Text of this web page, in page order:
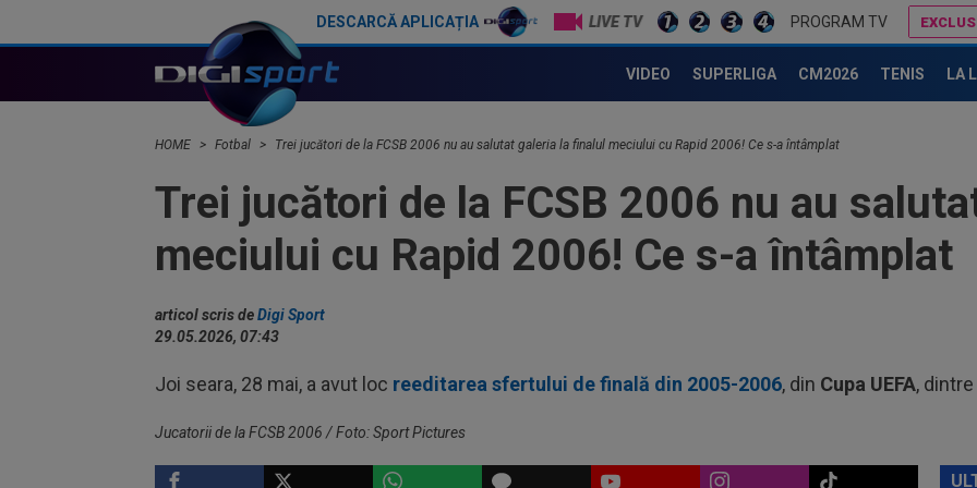
DESCARCĂ APLICAȚIA LIVE TV PROGRAM TV
VIDEO SUPERLIGA CM2026 TENIS LA
HOME Fotbal Trei jucători de la FCSB 2006 nu au salutat galeria la finalul meciului cu Rapid 2006! Ce s-a întâmplat
Trei jucători de la FCSB 2006 nu au
meciului cu Rapid 2006! Ce s-a întâmplat
articol scris deDigi Sport
29.05.2026, 07:43
Joi seara, 28 mai, a avut loc reeditarea sfertului de finală din 2005-2006, din Cupa UEFA, dintre
Jucatorii de la FCSB 2006 / Foto: Sport Pictures